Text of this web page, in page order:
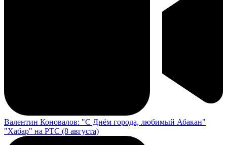
Валентин Коновалов: "С Днём города, любимый Абакан"
"Хабар" на РТС (8 августа)